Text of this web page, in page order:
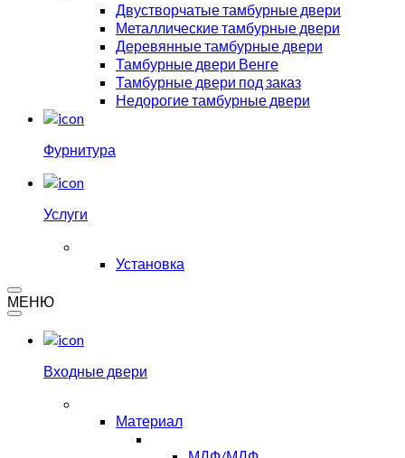
Двустворчатые тамбурные двери
Металлические тамбурные двери
Деревянные тамбурные двери
Тамбурные двери Венге
Тамбурные двери под заказ
Недорогие тамбурные двери
Фурнитура
Услуги
Установка
МЕНЮ
Входные двери
Материал